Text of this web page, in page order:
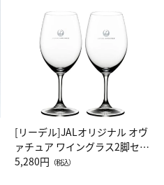
[リーデル]JALオリジナル オヴ
ァチュア ワイングラス2脚セッ
ト（レッドワイン）
5,280円 （税込）